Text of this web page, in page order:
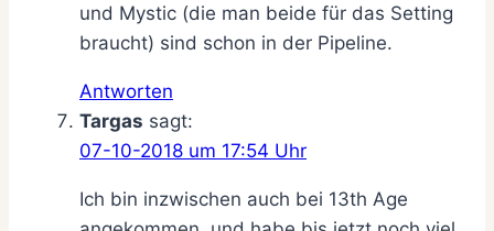
und Mystic (die man beide für das Setting
braucht) sind schon in der Pipeline.
Antworten
Targas sagt:
07-10-2018 um 17:54 Uhr
Ich bin inzwischen auch bei 13th Age